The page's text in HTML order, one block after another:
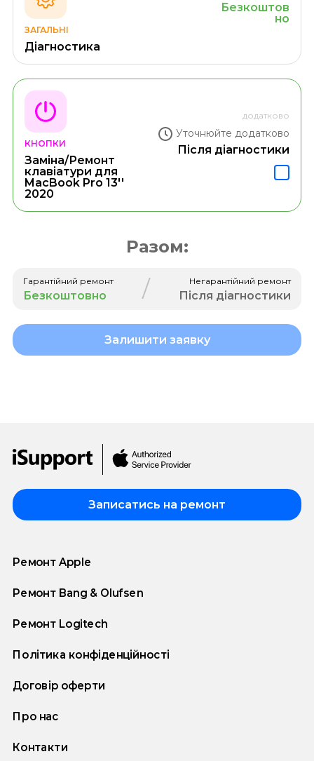
ЗАГАЛЬНІ
Діагностика
Безкоштов
но
КНОПКИ
Заміна/Ремонт
клавіатури для
MacBook Pro 13''
2020
додатково
Уточнюйте додатково
Після діагностики
Разом:
Гарантійний ремонт
Безкоштовно / Негарантійний ремонт
Після діагностики
Залишити заявку
Записатись на ремонт
Ремонт Apple
Ремонт Bang & Olufsen
Ремонт Logitech
Політика конфіденційності
Договір оферти
Про нас
Контакти